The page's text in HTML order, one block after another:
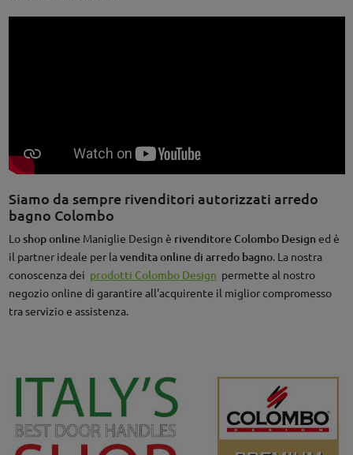
Siamo da sempre rivenditori autorizzati arredo
bagno Colombo
Loshop onlineManiglie Design è rivenditore Colombo Design ed è
il partner ideale per lavendita online di arredo bagno. La nostra
conoscenza dei prodotti Colombo Design permette al nostro
negozio online di garantire all'acquirente il miglior compromesso
tra servizio e assistenza.